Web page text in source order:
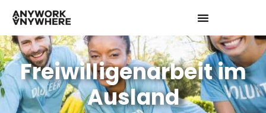
Freiwilligenarbeit im
Ausland